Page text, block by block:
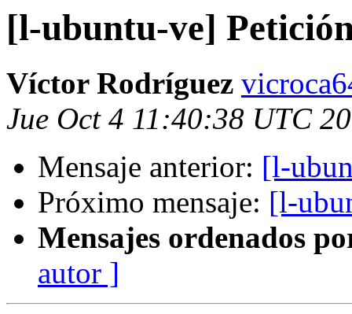
[l-ubuntu-ve]
Víctor Rodríguez
Jue Oct 4 11:40:38 UTC
Mensaje anterior: [l-
Próximo mensaje: [l-
Mensajes ordenados
autor ]